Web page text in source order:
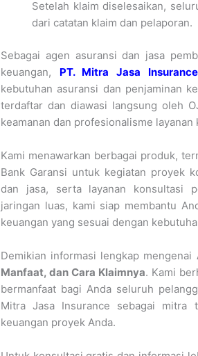
Setelah klaim diselesaikan,
dari catatan klaim dan pelaporan.
Sebagai agen asuransi dan jasa
keuangan, PT. Mitra Jasa Insurance
kebutuhan asuransi dan penjaminan
terdaftar dan diawasi langsung oleh
keamanan dan profesionalisme layanan
Kami menawarkan berbagai produk,
Bank Garansi untuk kegiatan proyek
dan jasa, serta layanan konsultasi
jaringan luas, kami siap membantu
keuangan yang sesuai dengan
Demikian informasi lengkap mengenai
Manfaat, dan Cara Klaimnya. Kami
bermanfaat bagi Anda seluruh
Mitra Jasa Insurance sebagai mitra
keuangan proyek Anda.